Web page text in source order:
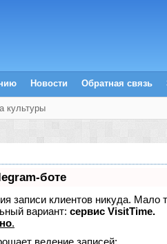
Новости Обратная связь
культуры
боте
записи клиентов никуда.
вариант: сервис VisitTime.
.
ведение записей: